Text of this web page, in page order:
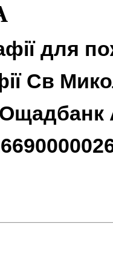
для
Св
Ощадбанк